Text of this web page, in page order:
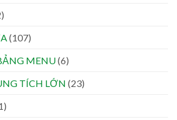
(107)
MENU(6)
TÍCH LỚN (23)